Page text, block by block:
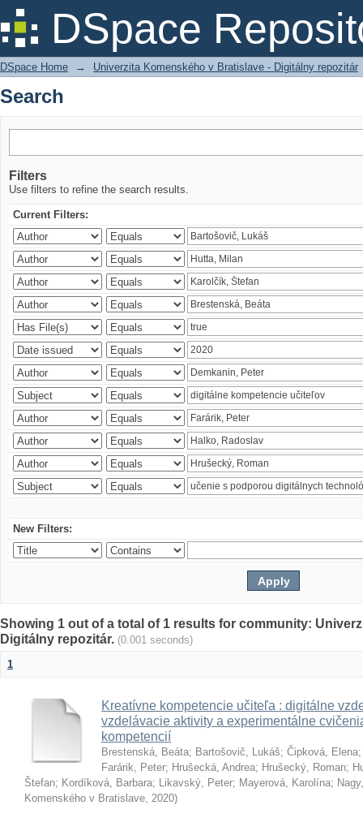
DSpace
Search
DSpace Home → Univerzita Komenského v Bratislave - Digitálny repozitár
Search
Filters
Use filters to refine the search results.
Current Filters:
New Filters:
Showing 1 out of a total of 1 results for community:
Digitálny repozitár. (0.001 seconds)
1
Kreatívne kompetencie učiteľa : digitálne
vzdelávacie aktivity a experimentálne
kompetencií
Brestenská, Beáta; Bartošovič, Lukáš; Čipková, Elena
Farárik, Peter; Hrušecká, Andrea; Hrušecký, Roman;
Štefan; Kordíková, Barbara; Likavský, Peter; Mayerová, Karolína;
Komenského v Bratislave, 2020)